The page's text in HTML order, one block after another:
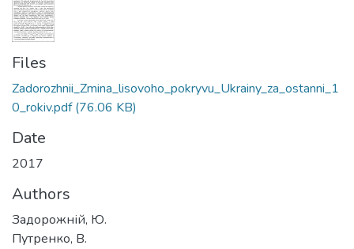
Files
Zadorozhnii_Zmina_lisovoho_pokryvu_Ukrainy_za_ostanni_1
0_rokiv.pdf(76.06 KB)
Date
2017
Authors
Задорожній, Ю.
Путренко, В.